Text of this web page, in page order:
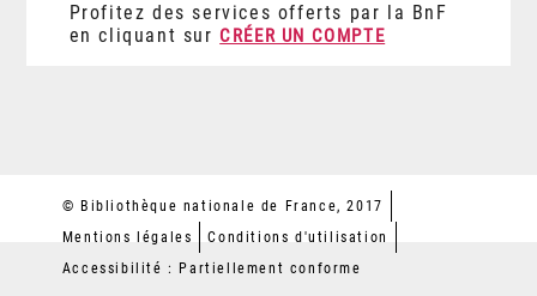
Profitez des services offerts par la BnF
en cliquant sur CRÉER UN COMPTE
© Bibliothèque nationale de France, 2017
Mentions légales
Conditions d'utilisation
Accessibilité : Partiellement conforme